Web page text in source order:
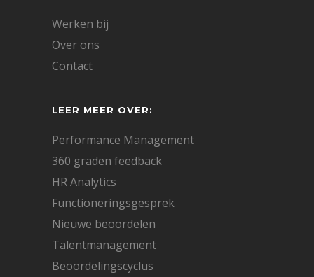
Werken bij
Over ons
Contact
LEER MEER OVER:
Performance Management
360 graden feedback
HR Analytics
Functioneringsgesprek
Nieuwe beoordelen
Talentmanagement
Beoordelingscyclus